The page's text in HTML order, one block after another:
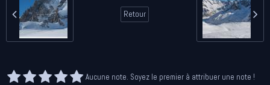
Retour
Aucune note. Soyez le premier à attribuer une note !